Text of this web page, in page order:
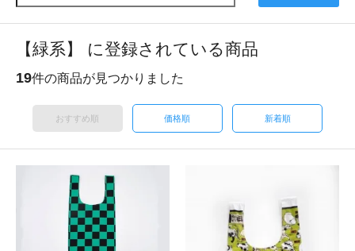
【緑系】 に登録されている商品
19件の商品が見つかりました
おすすめ順 価格順 新着順